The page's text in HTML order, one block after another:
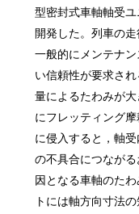
型密封式車軸軸受
開発した。列車の
一般的にメンテナ
い信頼性が要求さ
量によるたわみが
にフレッティング
に侵入すると，軸
の不具合につなが
因となる車軸のた
トには軸方向寸法